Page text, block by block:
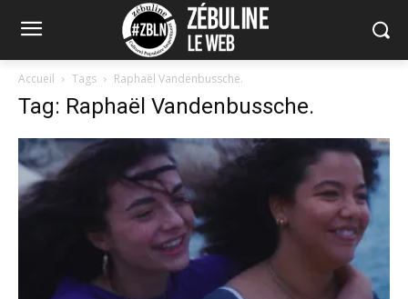
Accueil Tags Raphaël Vandenbussche.
Tag: Raphaël Vandenbussche.